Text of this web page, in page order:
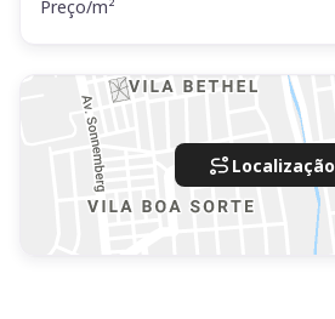
Preço/m²
Localização